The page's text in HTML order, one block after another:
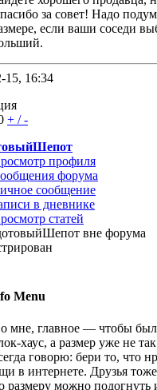
за совет! Надо
если ваши соседи
15, 16:34
+ /-
профиля
форума
сообщение
в дневнике
статей
Menu
мне, главное — чтобы
хаус, а размер уже не
говорю: бери то, что
в интернете. Друзья
размеру можно подогнуть